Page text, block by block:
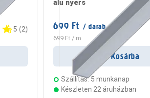
5 (2)
alu nyers
699 Ft / darab
699 Ft / m
Kosárba
Szállítás: 5 munkanap
Készleten 22 áruházban